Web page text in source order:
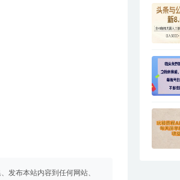
发布本站内容到任何网站、